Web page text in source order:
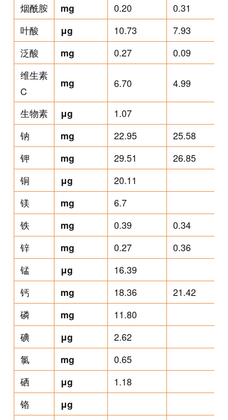
烟酰胺 mg 0.20
0.31
叶酸
μg 10.73
7.93
泛酸
mg 0.27
0.09
维生素
C
mg 6.70 4.99
生物素 μg
1.07
钠
mg 22.95
25.58
钾
mg 29.51
26.85
铜
μg
20.11
镁
mg
6.7
铁
mg 0.39
0.34
锌
mg 0.27
0.36
锰
μg
16.39
钙
mg 18.36
21.42
磷
mg
11.80
碘
μg
2.62
氯
mg
0.65
硒
μg
1.18
铬
μg